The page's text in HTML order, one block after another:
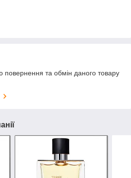
та обмін даного товару